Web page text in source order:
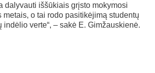
dalyvauti iššūkiais grįsto mokymosi
metais, o tai rodo pasitikėjimą studentų
indėlio verte“, – sakė E. Gimžauskienė.